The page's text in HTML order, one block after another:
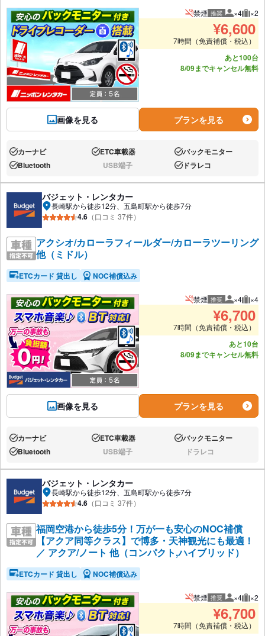
画像を見る
禁煙 推奨 推奨人数
×4 推
×2
¥6,600
7時間（免責補償・税込）
あと100台
8/09までキャンセル無料
プランを見る
あり:カーナビ あり:ETC車載器 あり:バックモニター
あり:Bluetooth なし:USB端子 あり:ドラレコ
バジェット・レンタカー
長崎駅から徒歩12分、五島町駅から徒歩7分
4.6 （口コミ 37件）
アクシオ/カローラフィールダー/カローラツーリング
他（ミドル）
ETCカード 貸出し NOC補償込み
画像を見る
禁煙 推奨 推奨人数
×4 推
×4
¥6,700
7時間（免責補償・税込）
あと10台
8/09までキャンセル無料
プランを見る
あり:カーナビ あり:ETC車載器 あり:バックモニター
あり:Bluetooth なし:USB端子 なし:ドラレコ
バジェット・レンタカー
長崎駅から徒歩12分、五島町駅から徒歩7分
4.6 （口コミ 37件）
福岡空港から徒歩5分！万が一も安心のNOC補償
【アクア同等クラス】で博多・天神観光にも最適！
／ アクア/ノート 他（コンパクト,ハイブリッド）
ETCカード 貸出し NOC補償込み
禁煙 推奨 推奨人数
×4 推
×2
¥6,700
7時間（免責補償・税込）